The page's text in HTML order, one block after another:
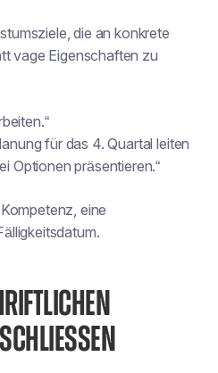
die an konkrete
vage Eigenschaften zu
für das 4. Quartal leiten
Optionen präsentieren.“
eine